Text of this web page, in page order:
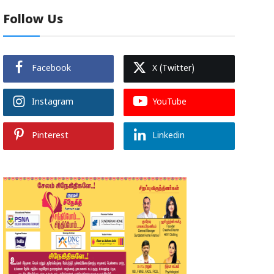
Follow Us
Facebook X (Twitter)
Instagram YouTube
Pinterest Linkedin